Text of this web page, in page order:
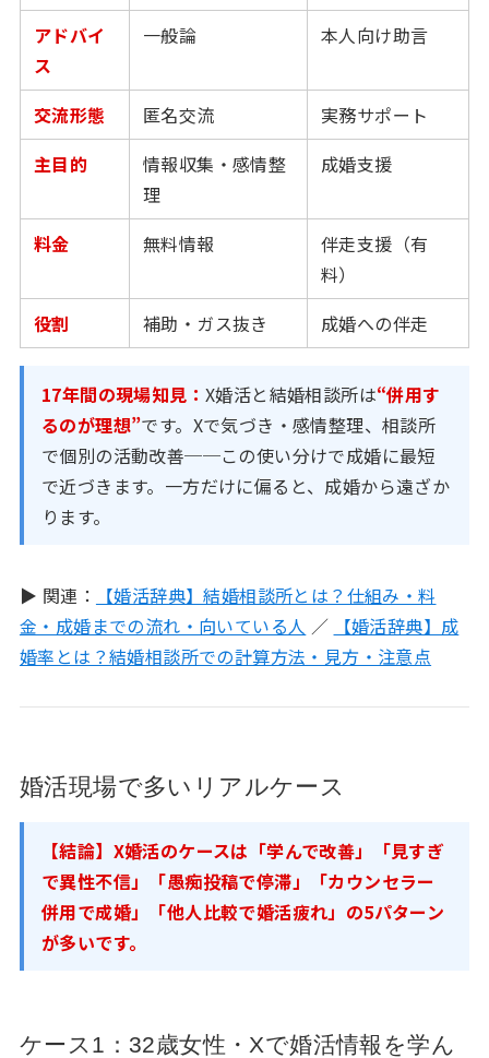
アドバイ
ス
一般論 本人向け助言
交流形態 匿名交流
実務サポート
主目的
情報収集・感情整
理
成婚支援
料金 無料情報
伴走支援（有
料）
役割
補助・ガス抜き 成婚への伴走
17年間の現場知見： X婚活と結婚相談所は“併用す
るのが理想”です。Xで気づき・感情整理、相談所
で個別の活動改善──この使い分けで成婚に最短
で近づきます。一方だけに偏ると、成婚から遠ざか
ります。
▶ 関連：
【婚活辞典】結婚相談所とは？仕組み・料
金・成婚までの流れ・向いている人 ／
【婚活辞典】成
婚率とは？結婚相談所での計算方法・見方・注意点
婚活現場で多いリアルケース
【結論】X婚活のケースは「学んで改善」「見すぎ
で異性不信」「愚痴投稿で停滞」「カウンセラー
併用で成婚」「他人比較で婚活疲れ」の5パターン
が多いです。
ケース1：32歳女性・Xで婚活情報を学ん